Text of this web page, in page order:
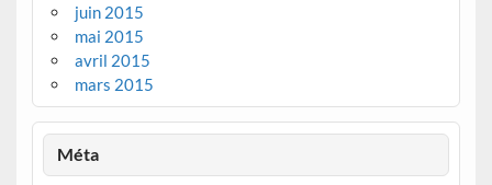
juin 2015
mai 2015
avril 2015
mars 2015
Méta